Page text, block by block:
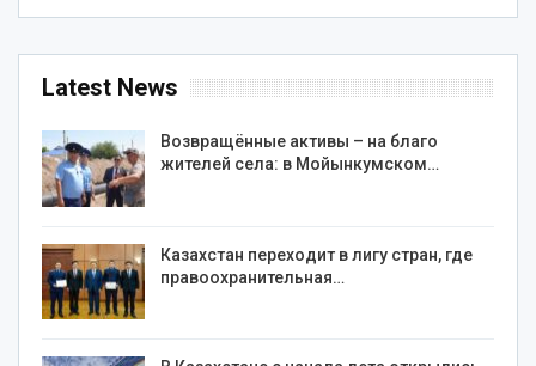
Latest News
Возвращённые активы – на благо
жителей села: в Мойынкумском…
Казахстан переходит в лигу стран, где
правоохранительная…